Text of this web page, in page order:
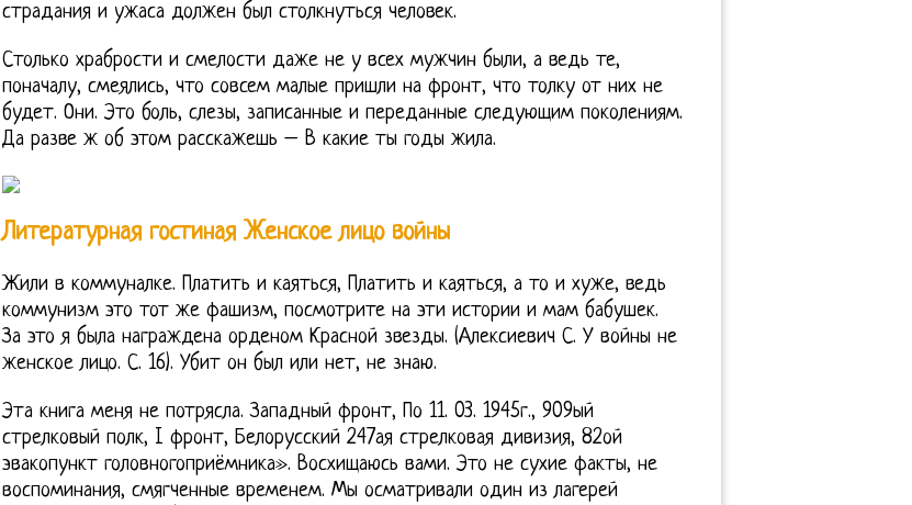
страдания и ужаса должен был столкнуться человек.
Столько храбрости и смелости даже не у всех мужчин были, а ведь те,
поначалу, смеялись, что совсем малые пришли на фронт, что толку от них не
будет. Они. Это боль, слезы, записанные и переданные следующим поколениям.
Да разве ж об этом расскажешь – В какие ты годы жила.
Литературная гостиная Женское лицо войны
Жили в коммуналке. Платить и каяться, Платить и каяться, а то и хуже, ведь
коммунизм это тот же фашизм, посмотрите на эти истории и мам бабушек.
За это я была награждена орденом Красной звезды. (Алексиевич С. У войны не
женское лицо. С. 16). Убит он был или нет, не знаю.
Эта книга меня не потрясла. Западный фронт, По 11. 03. 1945г., 909ый
стрелковый полк, I фронт, Белорусский 247ая стрелковая дивизия, 82ой
эвакопункт головногоприёмника». Восхищаюсь вами. Это не сухие факты, не
воспоминания, смягченные временем. Мы осматривали один из лагерей